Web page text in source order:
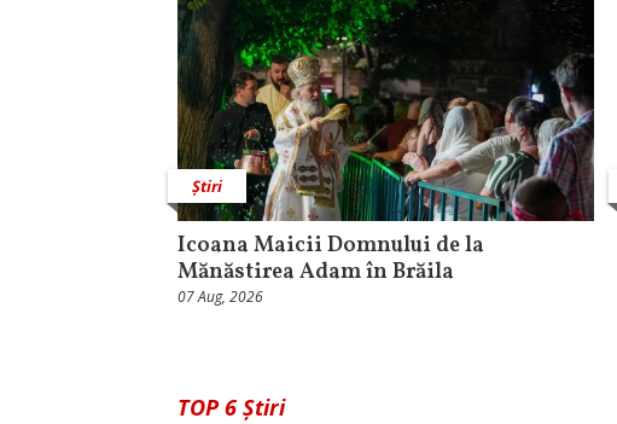
Știri
Icoana Maicii Domnului de la
Mănăstirea Adam în Brăila
07 Aug, 2026
TOP 6 Știri